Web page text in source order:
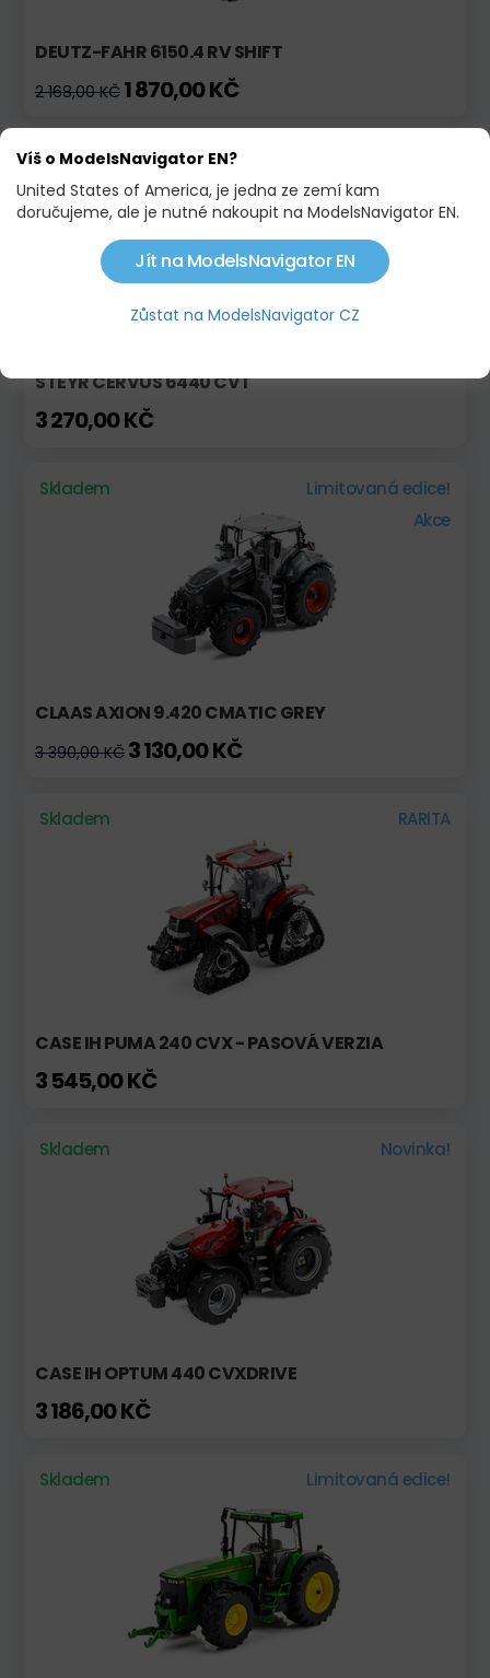
DEUTZ-FAHR 6150.4 RV SHIFT
2 168,00 KČ 1 870,00 KČ
Skladem
STEYR CERVUS 6440 CVT
3 270,00 KČ
Skladem
Limitovaná edice!
Akce
CLAAS AXION 9.420 CMATIC GREY
3 390,00 KČ 3 130,00 KČ
Skladem RARITA
CASE IH PUMA 240 CVX - PASOVÁ VERZIA
3 545,00 KČ
Skladem Novinka!
CASE IH OPTUM 440 CVXDRIVE
3 186,00 KČ
Skladem Limitovaná edice!
Víš o ModelsNavigator EN?
United States of America, je jedna ze zemí kam
doručujeme, ale je nutné nakoupit na ModelsNavigator EN.
Jít na ModelsNavigator EN
Zůstat na ModelsNavigator CZ